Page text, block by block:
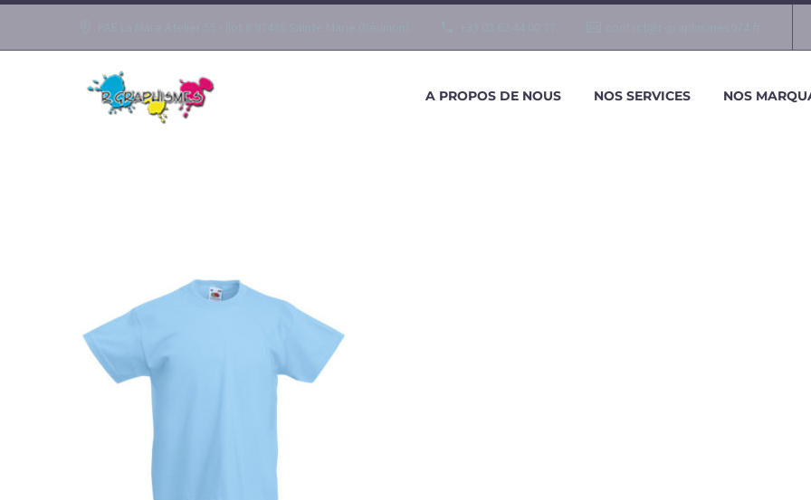
A PROPOS DE NOUS NOS SERVICES NOS